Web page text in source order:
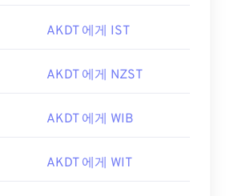
AKDT 에게 IST
AKDT 에게 NZST
AKDT 에게 WIB
AKDT 에게 WIT